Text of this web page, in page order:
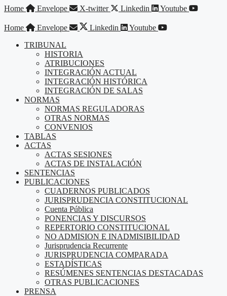
Saltar
contenido
Home Envelope X-twitter Linkedin Youtube
Home Envelope Linkedin
Youtube
TRIBUNAL
HISTORIA
ATRIBUCIONES
INTEGRACIÓN ACTUAL
INTEGRACIÓN HISTÓRICA
INTEGRACIÓN DE SALAS
NORMAS
NORMAS REGULADORAS
OTRAS NORMAS
CONVENIOS
TABLAS
ACTAS
ACTAS SESIONES
ACTAS DE INSTALACIÓN
SENTENCIAS
PUBLICACIONES
CUADERNOS PUBLICADOS
JURISPRUDENCIA CONSTITUCIONAL
Cuenta Pública
PONENCIAS Y DISCURSOS
REPERTORIO CONSTITUCIONAL
NO ADMISION E INADMISIBILIDAD
Jurisprudencia Recurrente
JURISPRUDENCIA COMPARADA
ESTADÍSTICAS
RESÚMENES SENTENCIAS DESTACADAS
OTRAS PUBLICACIONES
PRENSA